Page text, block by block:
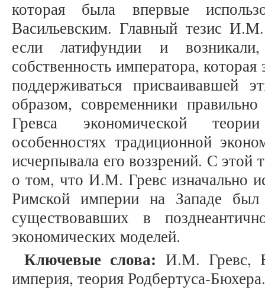
которая была впервые
Васильевским. Главный тезис
если латифундии и
собственность императора,
поддерживаться присваивавшей
образом, современники
Гревса экономической
особенностях традиционной
исчерпывала его воззрений. С этой
о том, что И.М. Гревс изначально
Римской империи на Западе был
существовавших в
экономических моделей.
Ключевые слова: И.М. Гревс,
империя, теория Родбертуса-Бюхера.